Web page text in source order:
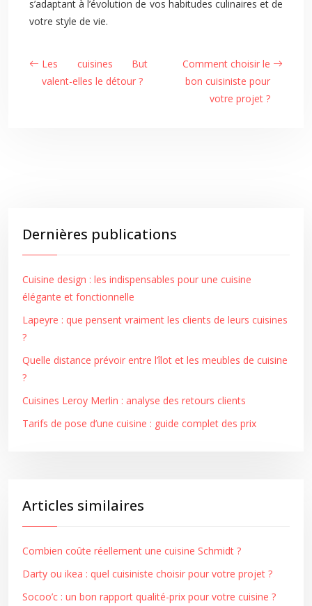
s’adaptant à l’évolution de vos habitudes culinaires et de
votre style de vie.
Les cuisines But
valent-elles le détour ?
Comment choisir le
bon cuisiniste pour
votre projet ?
Dernières publications
Cuisine design : les indispensables pour une cuisine
élégante et fonctionnelle
Lapeyre : que pensent vraiment les clients de leurs cuisines
?
Quelle distance prévoir entre l’îlot et les meubles de cuisine
?
Cuisines Leroy Merlin : analyse des retours clients
Tarifs de pose d’une cuisine : guide complet des prix
Articles similaires
Combien coûte réellement une cuisine Schmidt ?
Darty ou ikea : quel cuisiniste choisir pour votre projet ?
Socoo’c : un bon rapport qualité-prix pour votre cuisine ?